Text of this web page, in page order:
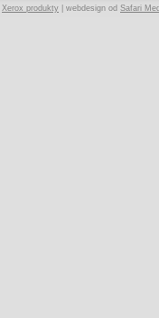
Xerox produkty | webdesign od Safari